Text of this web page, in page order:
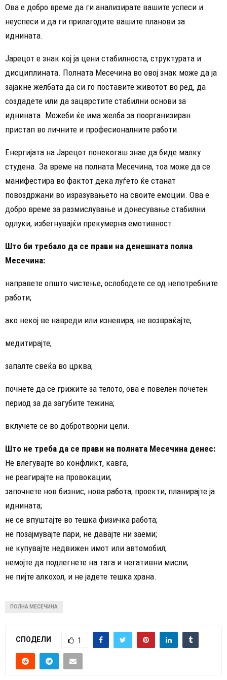
Ова е добро време да ги анализирате вашите успеси и
неуспеси и да ги прилагодите вашите планови за
иднината.
Јарецот е знак кој ја цени стабилноста, структурата и
дисциплината. Полната Месечина во овој знак може да ја
зајакне желбата да си го поставите животот во ред, да
создадете или да зацврстите стабилни основи за
иднината. Можеби ќе има желба за поорганизиран
пристап во личните и професионалните работи.
Енергијата на Јарецот понекогаш знае да биде малку
студена. За време на полната Месечина, тоа може да се
манифестира во фактот дека луѓето ќе станат
повоздржани во изразувањето на своите емоции. Ова е
добро време за размислување и донесување стабилни
одлуки, избегнувајќи прекумерна емотивност.
Што би требало да се прави на денешната полна
Месечина:
направете општо чистење, ослободете се од непотребните
работи;
ако некој ве навреди или изневира, не возвраќајте;
медитирајте;
запалте свеќа во црква;
почнете да се грижите за телото, ова е повелен почетен
период за да загубите тежина;
вклучете се во добротворни цели.
Што не треба да се прави на полната Месечина денес:
Не влегувајте во конфликт, кавга,
не реагирајте на провокации;
започнете нов бизнис, нова работа, проекти, планирајте ја
иднината;
не се впуштајте во тешка физичка работа;
не позајмувајте пари, не давајте ни заеми;
не купувајте недвижен имот или автомобил;
немојте да подлегнете на тага и негативни мисли;
не пијте алкохол, и не јадете тешка храна.
ПОЛНА МЕСЕЧИНА
СПОДЕЛИ 1